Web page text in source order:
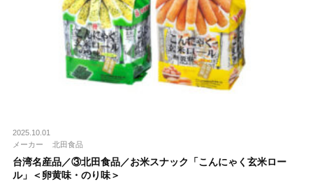
2025.10.01
メーカー
北田食品
台湾名産品／③北田食品／お米スナック「こんにゃく玄米ロー
ル」＜卵黄味・のり味＞